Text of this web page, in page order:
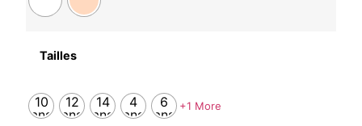
Tailles
10
ans
12
ans
14
ans
4
ans
6
ans
+1 More